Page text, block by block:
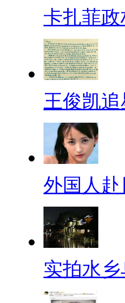
卡扎菲
王俊凯
外国人
实拍水